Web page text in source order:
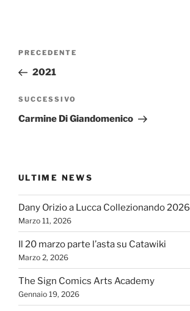
Navigazione
Articolo
precedente:
PRECEDENTE
2021
Articolo
successivo
SUCCESSIVO
Carmine Di Giandomenico
ULTIME NEWS
Dany Orizio a Lucca Collezionando 2026
Marzo 11, 2026
Il 20 marzo parte l’asta su Catawiki
Marzo 2, 2026
The Sign Comics Arts Academy
Gennaio 19, 2026